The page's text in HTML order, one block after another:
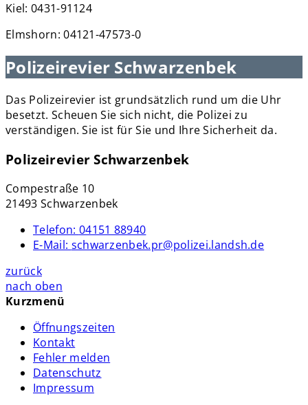
Kiel: 0431-91124
Elmshorn: 04121-47573-0
Polizeirevier Schwarzenbek
Das Polizeirevier ist grundsätzlich rund um die Uhr
besetzt. Scheuen Sie sich nicht, die Polizei zu
verständigen. Sie ist für Sie und Ihre Sicherheit da.
Polizeirevier Schwarzenbek
Compestraße 10
21493 Schwarzenbek
Telefon: 04151 88940
E-Mail: schwarzenbek.pr@polizei.landsh.de
zurück
nach oben
Kurzmenü
Öffnungszeiten
Kontakt
Fehler melden
Datenschutz
Impressum